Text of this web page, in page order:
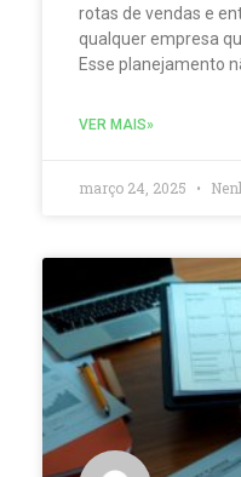
rotas de vendas e
qualquer empresa
Esse planejamento
VER MAIS»
março 24, 2025